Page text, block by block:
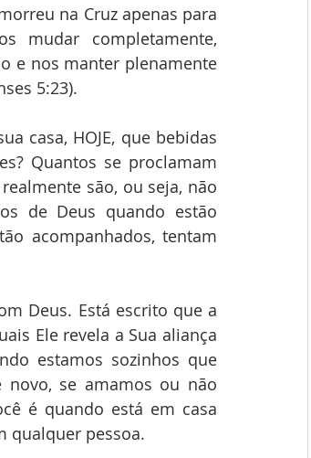
na Cruz apenas para
mudar completamente,
e nos manter plenamente
5:23).
casa, HOJE, que bebidas
Quantos se proclamam
são, ou seja, não
de Deus quando estão
acompanhados, tentam
Deus. Está escrito que a
Ele revela a Sua aliança
estamos sozinhos que
novo, se amamos ou não
é quando está em casa
qualquer pessoa.